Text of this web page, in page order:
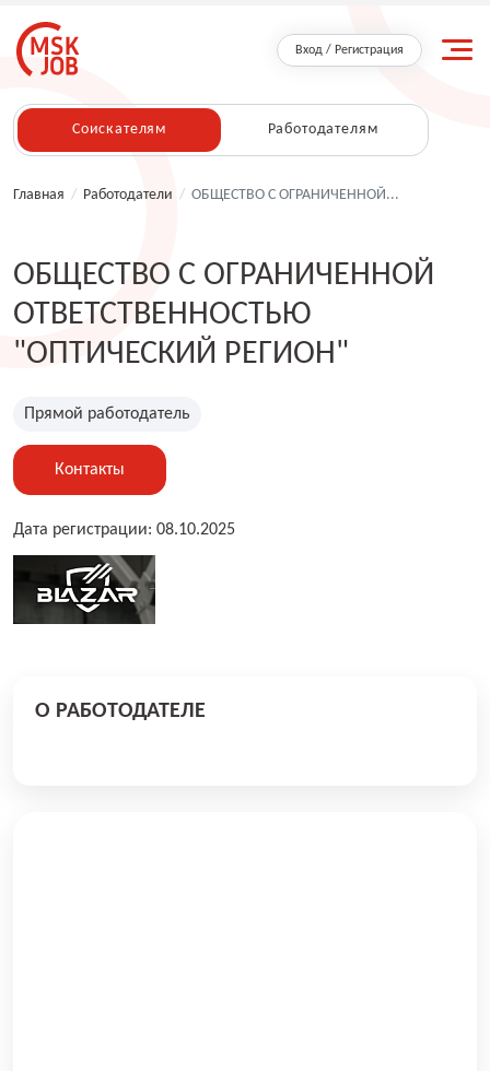
Вход / Регистрация
Соискателям Работодателям
Главная / Работодатели / ОБЩЕСТВО С ОГРАНИЧЕННОЙ...
ОБЩЕСТВО С ОГРАНИЧЕННОЙ
ОТВЕТСТВЕННОСТЬЮ
"ОПТИЧЕСКИЙ РЕГИОН"
Прямой работодатель
Контакты
Дата регистрации: 08.10.2025
О РАБОТОДАТЕЛЕ